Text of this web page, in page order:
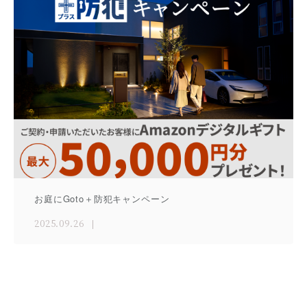
お庭にGoto＋防犯キャンペーン
2025.09.26